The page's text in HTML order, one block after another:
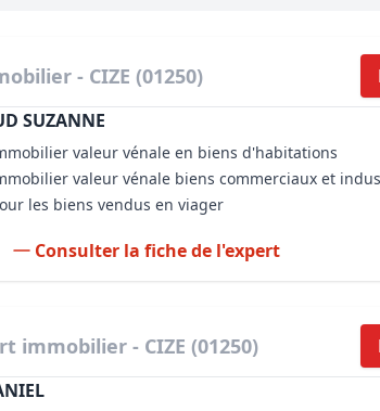
d’un Plan Local d’Urbanisme (PLU)
et de l'immobilier
Expertise pré-
- CIZE (01250)
SUZANNE
valeur vénale en biens d'habitations
valeur vénale biens commerciaux et
les biens vendus en viager
Consulter la fiche de l'expert
immobilier - CIZE (01250)